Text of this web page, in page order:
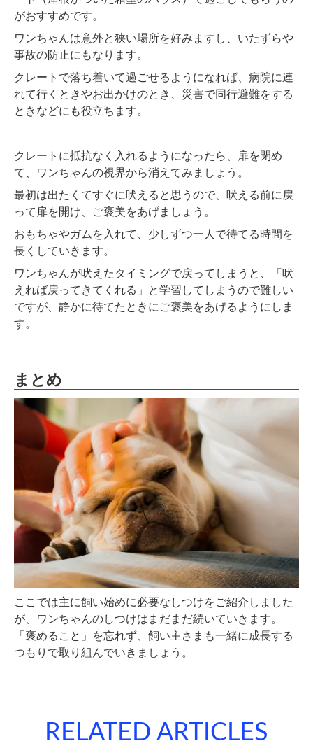
がおすすめです。
ワンちゃんは意外と狭い場所を好みますし、いたずらや
事故の防止にもなります。
クレートで落ち着いて過ごせるようになれば、病院に連
れて行くときやお出かけのとき、災害で同行避難をする
ときなどにも役立ちます。
クレートに抵抗なく入れるようになったら、扉を閉め
て、ワンちゃんの視界から消えてみましょう。
最初は出たくてすぐに吠えると思うので、吠える前に戻
って扉を開け、ご褒美をあげましょう。
おもちゃやガムを入れて、少しずつ一人で待てる時間を
長くしていきます。
ワンちゃんが吠えたタイミングで戻ってしまうと、「吠
えれば戻ってきてくれる」と学習してしまうので難しい
ですが、静かに待てたときにご褒美をあげるようにしま
す。
まとめ
ここでは主に飼い始めに必要なしつけをご紹介しました
が、ワンちゃんのしつけはまだまだ続いていきます。
「褒めること」を忘れず、飼い主さまも一緒に成長する
つもりで取り組んでいきましょう。
RELATED ARTICLES